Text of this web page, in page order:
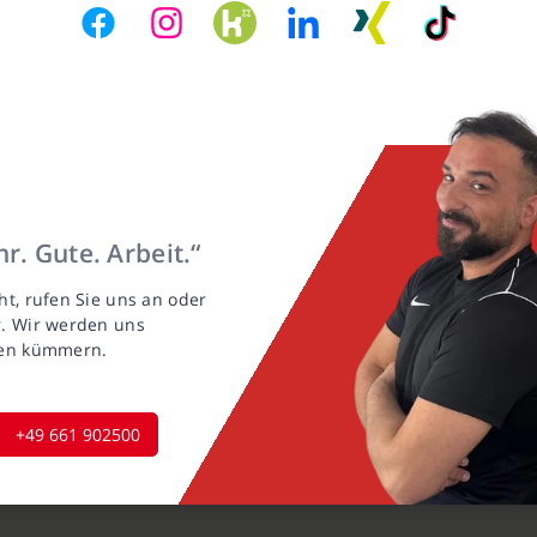
Gute. Arbeit.“
rufen Sie uns an oder
Wir werden uns
kümmern.
+49 661 902500